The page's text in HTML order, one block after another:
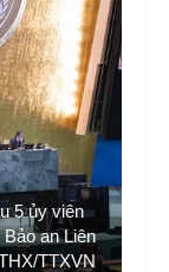
5 ủy viên
an Liên
TTXVN